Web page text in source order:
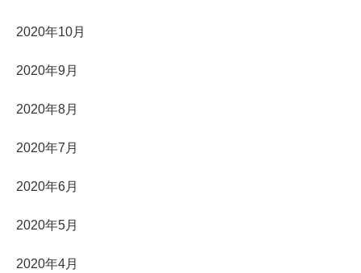
2020年10月
2020年9月
2020年8月
2020年7月
2020年6月
2020年5月
2020年4月